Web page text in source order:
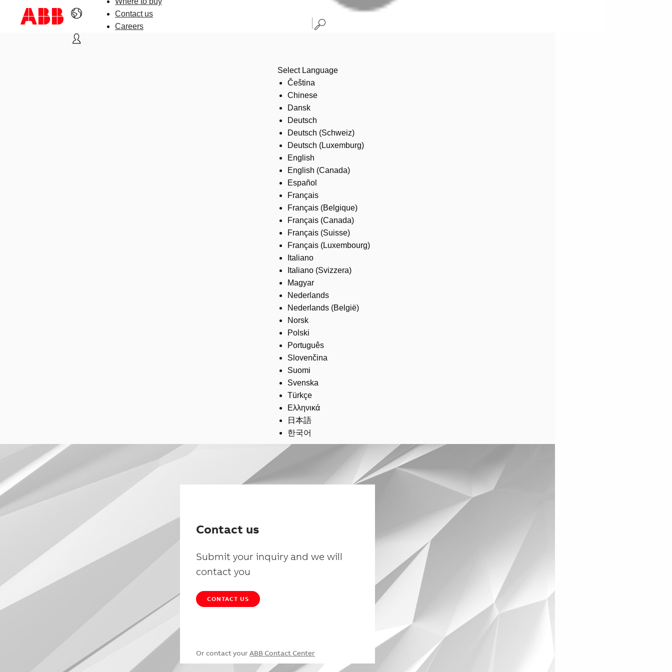
Contact us
Careers
Select Language
Čeština
Chinese
Dansk
Deutsch
Deutsch (Schweiz)
Deutsch (Luxemburg)
English
English (Canada)
Español
Français
Français (Belgique)
Français (Canada)
Français (Suisse)
Français (Luxembourg)
Italiano
Italiano (Svizzera)
Magyar
Nederlands
Nederlands (België)
Norsk
Polski
Português
Slovenčina
Suomi
Svenska
Türkçe
Ελληνικά
日本語
한국어
Contact us
Submit your inquiry and we will
contact you
CONTACT US
Or contact your ABB Contact Center